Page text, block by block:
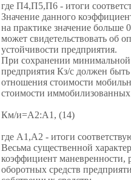
где П4,П5,П6 - итоги
Значение данного
на практике значение больше
может свидетельствовать об
устойчивости предприятия.
При сохранении минимальной
предприятия Кз/с должен
отношения стоимости
стоимости иммобилизованных
Км/и=А2:А1, (14)
где А1,А2 - итоги
Весьма существенной
коэффициент
оборотных средств